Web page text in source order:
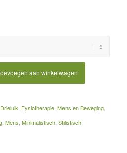
aan winkelwagen
Drieluik Fysiotherapie, Mens en Beweging,
, Mens Minimalistisch, Stilistisch